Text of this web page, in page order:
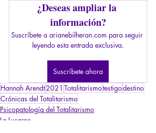
¿Deseas ampliar la
información?
Suscríbete a arianebilheran.com para seguir
leyendo esta entrada exclusiva.
Suscríbete ahora
Hannah Arendt2021 Totalitarismotestigodestino
Crónicas del Totalitarismo
Psicopatología del Totalitarismo
La Lucarne